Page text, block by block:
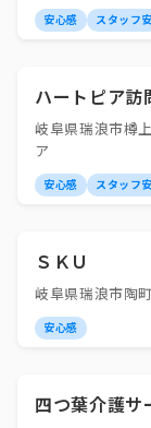
安心感 スタッフ
ハートピア訪
岐阜県瑞浪市樽
ア
安心感 スタッフ
ＳＫＵ
岐阜県瑞浪市陶
安心感
四つ葉介護サ